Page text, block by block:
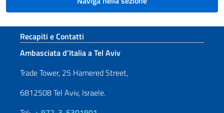
Sezione footer
Recapiti e Contatti
Ambasciata d’Italia a Tel Aviv
Trade Tower, 25 Hamered Street,
6812508 Tel Aviv, Israele.